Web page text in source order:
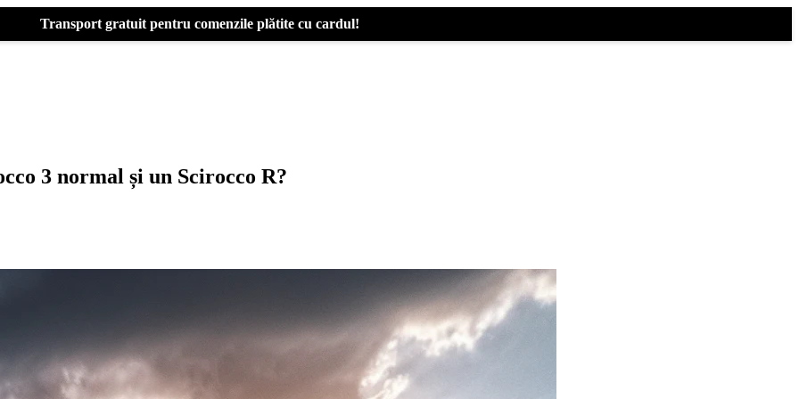
Transport gratuit pentru comenzile plătite cu cardul!
3 normal și un Scirocco R?